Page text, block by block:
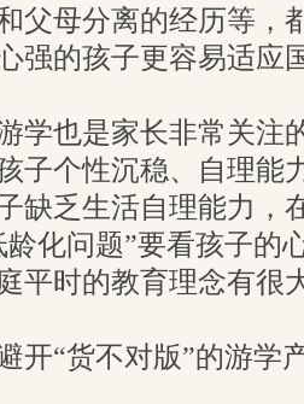
父母分离的经历等，
强的孩子更容易适应
也是家长非常关注
子个性沉稳、自理能
缺乏生活自理能力，
化问题”要看孩子的
平时的教育理念有很
“货不对版”的游学